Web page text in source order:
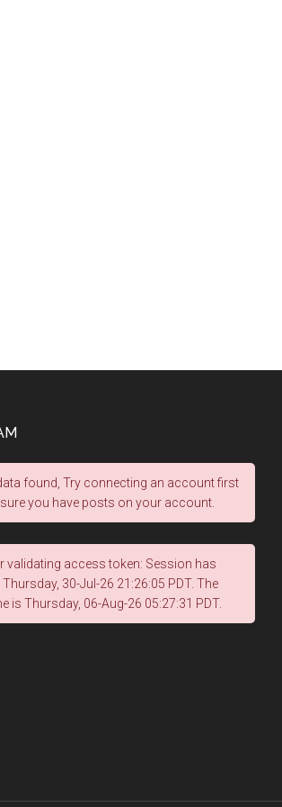
found, Try connecting an account first
you have posts on your account.
validating access token: Session has
30-Jul-26 21:26:05 PDT. The
is Thursday, 06-Aug-26 05:27:31 PDT.